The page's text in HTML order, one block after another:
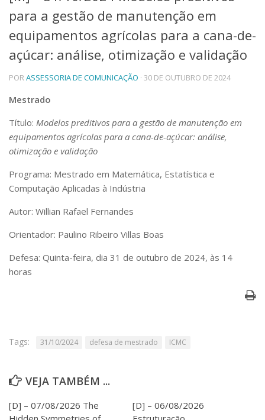
Telefones e Mapas
Pessoas
Ensino
Graduação
Educação a distância
Cursos de Extensão
Linhas de Pesquisa
Centros, Núcleos e Projetos em Rede
Pós-doutorado
Iniciação Científica
Transferência de Tecnologia
Empresas Juniores
Extensão à Comunidade
Artes, Cultura e Esportes
Museus e Espaços Interativos
Serviços
Outros serviços
Assessorias e Mídias
Aplicativos e Sites
Agenda de Eventos
para a gestão de manutenção em
equipamentos agrícolas para a cana-de-
açúcar: análise, otimização e validação
PORASSESSORIA DE COMUNICAÇÃO · 30 DE OUTUBRO DE 2024
Mestrado
Título: Modelos preditivos para a gestão de manutenção em
equipamentos agrícolas para a cana-de-açúcar: análise,
otimização e validação
Programa: Mestrado em Matemática, Estatística e
Computação Aplicadas à Indústria
Autor: Willian Rafael Fernandes
Orientador: Paulino Ribeiro Villas Boas
Defesa: Quinta-feira, dia 31 de outubro de 2024, às 14
horas
Tags: 31/10/2024 defesa de mestrado ICMC
VEJA TAMBÉM ...
[D] – 07/08/2026 The
[D] – 06/08/2026